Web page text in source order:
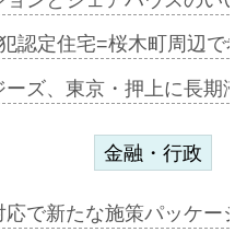
認定住宅=桜木町周辺
ーズ、東京・押上に長
金融・行政
応で新たな施策パッケ